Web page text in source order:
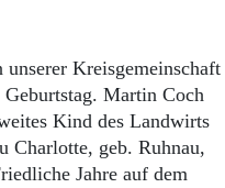
Kreisgemeinschaft
Geburtstag. Martin Coch
Kind des Landwirts
Charlotte, geb. Ruhnau,
Jahre auf dem